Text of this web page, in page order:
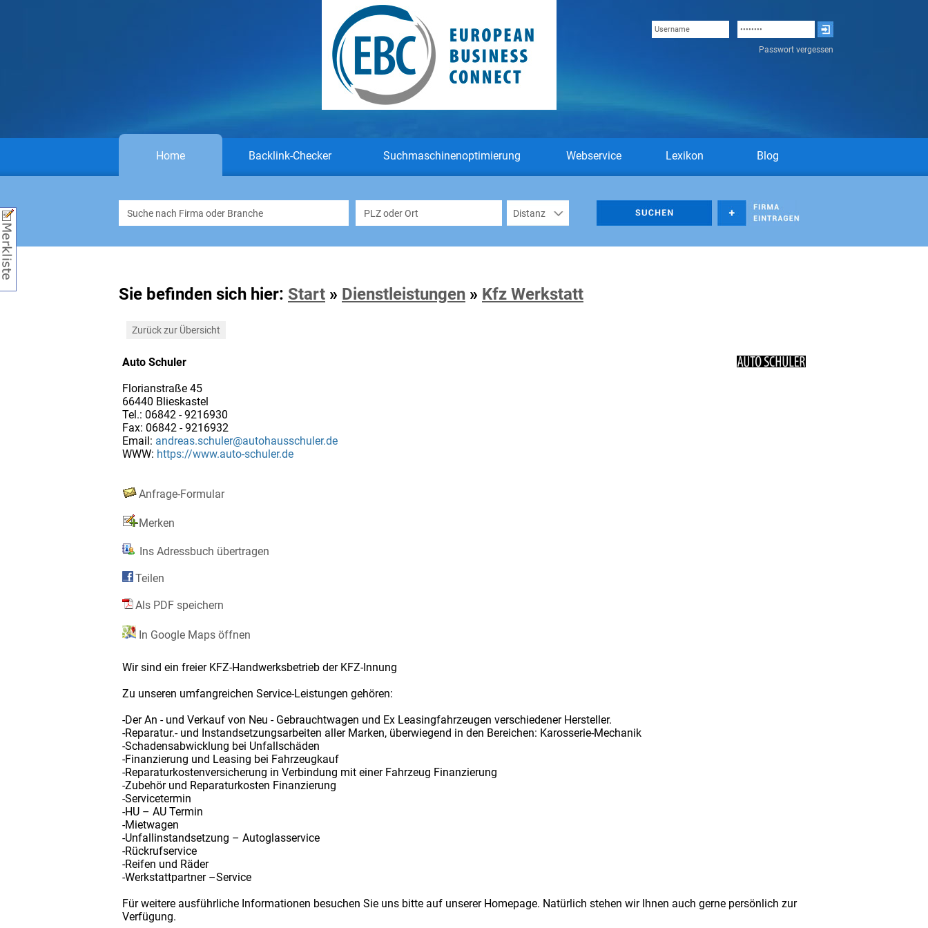
Passwort vergessen
Home Backlink-Checker Suchmaschinenoptimierung Webservice Lexikon Blog
Sie befinden sich hier: Start » Dienstleistungen » Kfz Werkstatt
Zurück zur Übersicht
Auto Schuler
Florianstraße 45
66440 Blieskastel
Tel.: 06842 - 9216930
Fax: 06842 - 9216932
Email: andreas.schuler@autohausschuler.de
WWW: https://www.auto-schuler.de
Anfrage-Formular
Merken
Ins Adressbuch übertragen
Teilen
Als PDF speichern
In Google Maps öffnen
Wir sind ein freier KFZ-Handwerksbetrieb der KFZ-Innung
Zu unseren umfangreichen Service-Leistungen gehören:
-Der An - und Verkauf von Neu - Gebrauchtwagen und Ex Leasingfahrzeugen verschiedener Hersteller.
-Reparatur.- und Instandsetzungsarbeiten aller Marken, überwiegend in den Bereichen: Karosserie-Mechanik
-Schadensabwicklung bei Unfallschäden
-Finanzierung und Leasing bei Fahrzeugkauf
-Reparaturkostenversicherung in Verbindung mit einer Fahrzeug Finanzierung
-Zubehör und Reparaturkosten Finanzierung
-Servicetermin
-HU – AU Termin
-Mietwagen
-Unfallinstandsetzung – Autoglasservice
-Rückrufservice
-Reifen und Räder
-Werkstattpartner –Service
Für weitere ausführliche Informationen besuchen Sie uns bitte auf unserer Homepage. Natürlich stehen wir Ihnen auch gerne persönlich zur
Verfügung.